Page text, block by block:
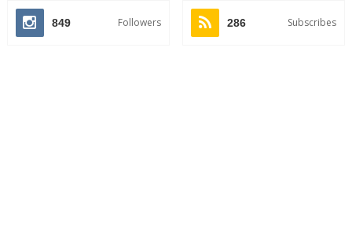
849 Followers 286 Subscribes